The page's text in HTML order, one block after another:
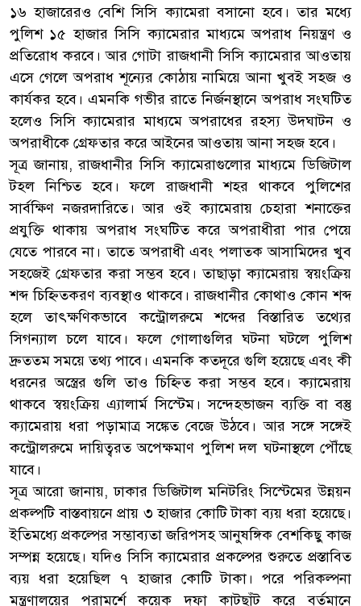
১৬ হাজারেরও বেশি সিসি ক্যামেরা বসানো হবে। তার মধ্যে
পুলিশ ১৫ হাজার সিসি ক্যামেরার মাধ্যমে অপরাধ নিয়ন্ত্রণ ও
প্রতিরোধ করবে। আর গোটা রাজধানী সিসি ক্যামেরার আওতায়
এসে গেলে অপরাধ শূন্যের কোঠায় নামিয়ে আনা খুবই সহজ ও
কার্যকর হবে। এমনকি গভীর রাতে নির্জনস্থানে অপরাধ সংঘটিত
হলেও সিসি ক্যামেরার মাধ্যমে অপরাধের রহস্য উদ্ঘাটন ও
অপরাধীকে গ্রেফতার করে আইনের আওতায় আনা সহজ হবে।
সূত্র জানায়, রাজধানীর সিসি ক্যামেরাগুলোর মাধ্যমে ডিজিটাল
টহল নিশ্চিত হবে। ফলে রাজধানী শহর থাকবে পুলিশের
সার্বক্ষিণ নজরদারিতে। আর ওই ক্যামেরায় চেহারা শনাক্তের
প্রযুক্তি থাকায় অপরাধ সংঘটিত করে অপরাধীরা পার পেয়ে
যেতে পারবে না। তাতে অপরাধী এবং পলাতক আসামিদের খুব
সহজেই গ্রেফতার করা সম্ভব হবে। তাছাড়া ক্যামেরায় স্বয়ংক্রিয়
শব্দ চিহ্নিতকরণ ব্যবস্থাও থাকবে। রাজধানীর কোথাও কোন শব্দ
হলে তাৎক্ষণিকভাবে কন্ট্রোলরুমে শব্দের বিস্তারিত তথ্যের
সিগন্যাল চলে যাবে। ফলে গোলাগুলির ঘটনা ঘটলে পুলিশ
দ্রুততম সময়ে তথ্য পাবে। এমনকি কতদূরে গুলি হয়েছে এবং কী
ধরনের অস্ত্রের গুলি তাও চিহ্নিত করা সম্ভব হবে। ক্যামেরায়
থাকবে স্বয়ংক্রিয় এ্যালার্ম সিস্টেম। সন্দেহভাজন ব্যক্তি বা বস্তু
ক্যামেরায় ধরা পড়ামাত্র সঙ্কেত বেজে উঠবে। আর সঙ্গে সঙ্গেই
কন্ট্রোলরুমে দায়িত্বরত অপেক্ষমাণ পুলিশ দল ঘটনাস্থলে পৌঁছে
যাবে।
সূত্র আরো জানায়, ঢাকার ডিজিটাল মনিটরিং সিস্টেমের উন্নয়ন
প্রকল্পটি বাস্তবায়নে প্রায় ৩ হাজার কোটি টাকা ব্যয় ধরা হয়েছে।
ইতিমধ্যে প্রকল্পের সম্ভাব্যতা জরিপসহ আনুষঙ্গিক বেশকিছু কাজ
সম্পন্ন হয়েছে। যদিও সিসি ক্যামেরার প্রকল্পের শুরুতে প্রস্তাবিত
ব্যয় ধরা হয়েছিল ৭ হাজার কোটি টাকা। পরে পরিকল্পনা
মন্ত্রণালয়ের পরামর্শে কয়েক দফা কাটছাঁট করে বর্তমানে